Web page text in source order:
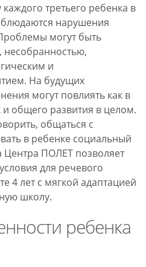
каждого третьего ребенка в
нарушения
могут быть
несобранностью,
и
На будущих
могут повлиять как в
и общего развития в целом.
общаться с
в ребенке социальный
ПОЛЕТ позволяет
для речевого
4 лет с мягкой адаптацией
школу.
ребенка